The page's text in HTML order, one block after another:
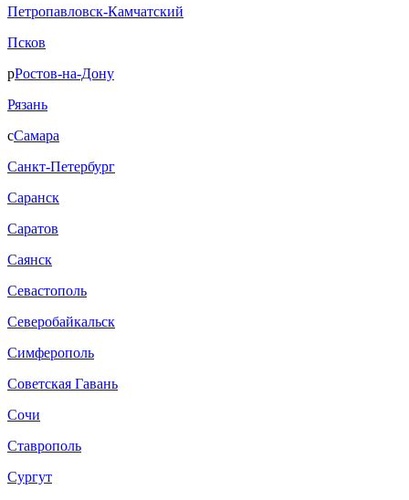
Петропавловск-Камчатский
Псков
рРостов-на-Дону
Рязань
сСамара
Санкт-Петербург
Саранск
Саратов
Саянск
Севастополь
Северобайкальск
Симферополь
Советская Гавань
Сочи
Ставрополь
Сургут